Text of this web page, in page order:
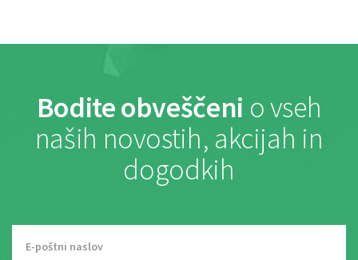
Bodite obveščeni o vseh
naših novostih, akcijah in
dogodkih